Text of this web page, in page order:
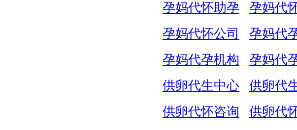
孕妈代怀助孕
孕妈代
孕妈代怀公司
孕妈代
孕妈代孕机构
孕妈代
供卵代生中心
供卵代
供卵代怀咨询
供卵代